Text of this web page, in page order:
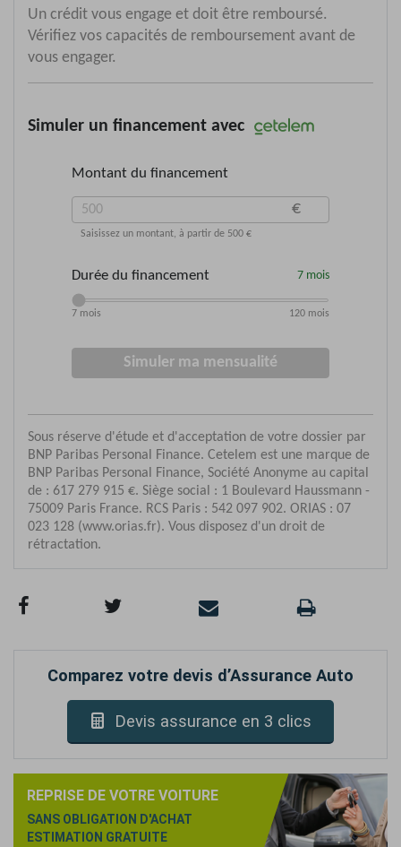
Comparez votre devis d’Assurance Auto
Devis assurance en 3 clics
REPRISE DE VOTRE VOITURE
SANS OBLIGATION D'ACHAT
ESTIMATION GRATUITE